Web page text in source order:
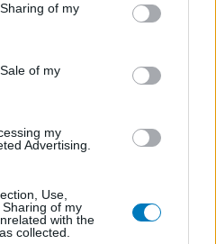
of my
of my
my
Advertising.
Use,
of my
with the
collected.
daar het
toe ben ik ook